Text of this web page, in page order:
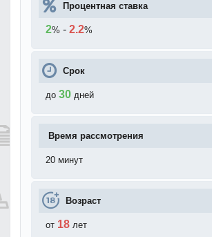
Процентная ставка
2% - 2.2%
Срок
до 30 дней
Время рассмотрения
20 минут
Возраст
от 18 лет